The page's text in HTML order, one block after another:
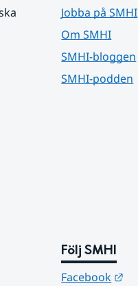
Jobba på SMHI
Om SMHI
SMHI-bloggen
SMHI-podden
Följ SMHI
Facebook